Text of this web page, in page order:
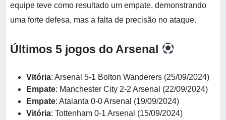
equipe teve como resultado um empate, demonstrando
uma forte defesa, mas a falta de precisão no ataque.
Últimos 5 jogos do Arsenal
Vitória: Arsenal 5-1 Bolton Wanderers (25/09/2024)
Empate: Manchester City 2-2 Arsenal (22/09/2024)
Empate: Atalanta 0-0 Arsenal (19/09/2024)
Vitória: Tottenham 0-1 Arsenal (15/09/2024)